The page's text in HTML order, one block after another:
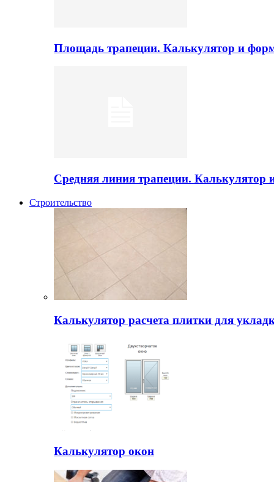
Площадь трапеции. Калькулятор и
Средняя линия трапеции.
Строительство
Калькулятор расчета плитки для
Калькулятор окон